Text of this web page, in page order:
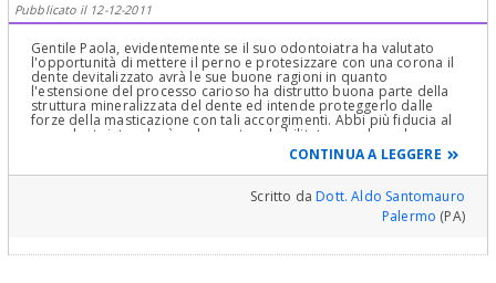
Pubblicato il 12-12-2011
Gentile Paola, evidentemente se il suo odontoiatra ha valutato
l'opportunità di mettere il perno e protesizzare con una corona il
dente devitalizzato avrà le sue buone ragioni in quanto
l'estensione del processo carioso ha distrutto buona parte della
struttura mineralizzata del dente ed intende proteggerlo dalle
forze della masticazione con tali accorgimenti. Abbi più fiducia al
suo odontoiatra che è un laureato ed abilitato a svolgere la
professione in maniera corretta. Tanti auguriCONTINUA A LEGGERE
Scritto daDott. Aldo Santomauro
Palermo (PA)